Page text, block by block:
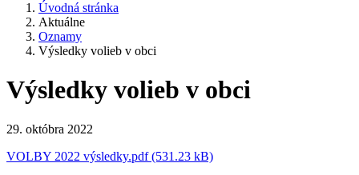
Úvodná stránka
Aktuálne
Oznamy
Výsledky volieb v obci
Výsledky volieb v obci
29. októbra 2022
VOLBY 2022 výsledky.pdf (531.23 kB)